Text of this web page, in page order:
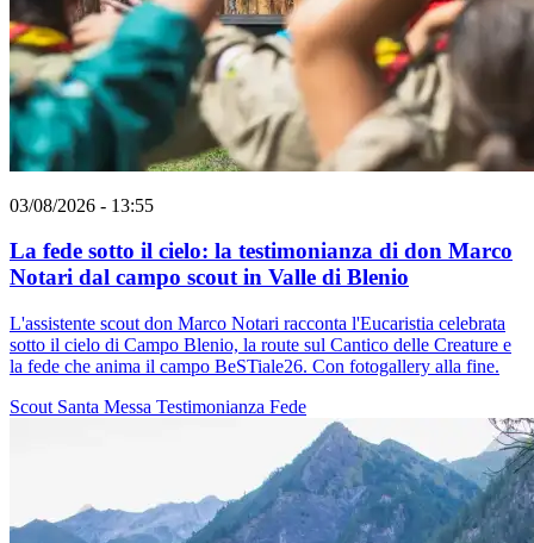
03/08/2026 - 13:55
La fede sotto il cielo: la testimonianza di don Marco
Notari dal campo scout in Valle di Blenio
L'assistente scout don Marco Notari racconta l'Eucaristia celebrata
sotto il cielo di Campo Blenio, la route sul Cantico delle Creature e
la fede che anima il campo BeSTiale26. Con fotogallery alla fine.
Scout Santa Messa Testimonianza Fede